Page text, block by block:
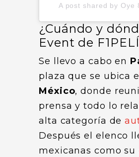
A post shared by Oye
¿Cuándo y
Event de
Se llevo a cabo en
plaza que se ubica
México, donde
prensa y todo lo
alta categoría de
Después el elenco
mexicanas como